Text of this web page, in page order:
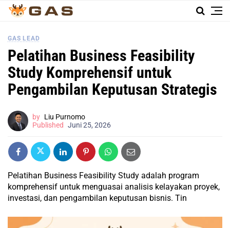
GAS LEAD
Pelatihan Business Feasibility
Study Komprehensif untuk
Pengambilan Keputusan Strategis
by Liu Purnomo
Published
Juni 25, 2026
Pelatihan Business Feasibility Study adalah program
komprehensif untuk menguasai analisis kelayakan proyek,
investasi, dan pengambilan keputusan bisnis. Tin